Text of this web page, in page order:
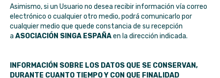
Asimismo, si un Usuario no desea recibir información vía correo
electrónico o cualquier otro medio, podrá comunicarlo por
cualquier medio que quede constancia de su recepción
a ASOCIACIÓN SINGA ESPAÑAen la dirección indicada.
INFORMACIÓN SOBRE LOS DATOS QUE SE CONSERVAN,
DURANTE CUANTO TIEMPO Y CON QUE FINALIDAD